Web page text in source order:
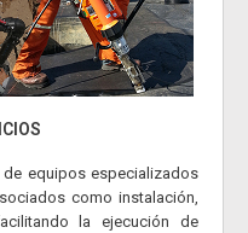
equipos especializados
como instalación,
la ejecución de